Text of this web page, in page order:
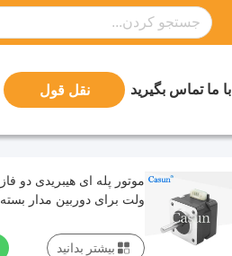
با ما تماس بگیرید نقل قول
ولت برای دوربین مدار بسته
بیشتر بدانید